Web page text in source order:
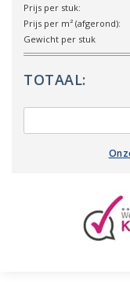
Prijs per stuk:
Prijs per m² (afgerond):
Gewicht per stuk
TOTAAL: